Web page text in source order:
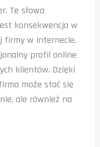
Te słowa
konsekwencja w
firmy w internecie.
profil online
klientów. Dzięki
może stać się
ale również na